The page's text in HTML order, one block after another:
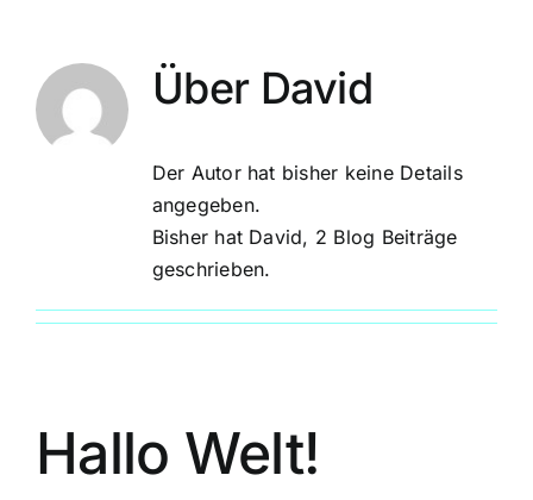
Über David
Der Autor hat bisher keine Details
angegeben.
Bisher hat David, 2 Blog Beiträge
geschrieben.
Hallo Welt!